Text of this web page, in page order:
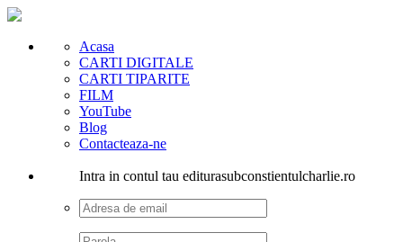
Acasa
CARTI DIGITALE
CARTI TIPARITE
FILM
YouTube
Blog
Contacteaza-ne
Intra in contul tau editurasubconstientulcharlie.ro